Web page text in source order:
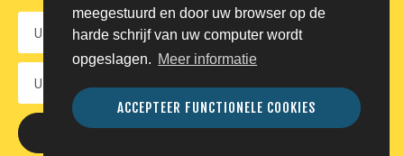
meegestuurd en door uw browser op de
harde schrijf van uw computer wordt
opgeslagen. Meer informatie
ACCEPTEER FUNCTIONELE COOKIES
Developing magic by